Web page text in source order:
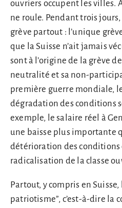
ouvriers occupent les villes.
ne roule. Pendant trois
grève partout : l’unique
que la Suisse n’ait jamais
sont à l’origine de la grève
neutralité et sa non-
première guerre mondiale,
dégradation des conditions
exemple, le salaire réel à
une baisse plus importante
détérioration des conditions
radicalisation de la classe
Partout, y compris en
patriotisme”, c’est-à-dire la